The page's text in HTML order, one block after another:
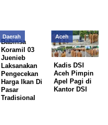
Daerah
Babinsa
Koramil 03
Juenieb
Laksanakan
Pengecekan
Harga Ikan Di
Pasar
Tradisional
Aceh
Kadis DSI
Aceh Pimpin
Apel Pagi di
Kantor DSI